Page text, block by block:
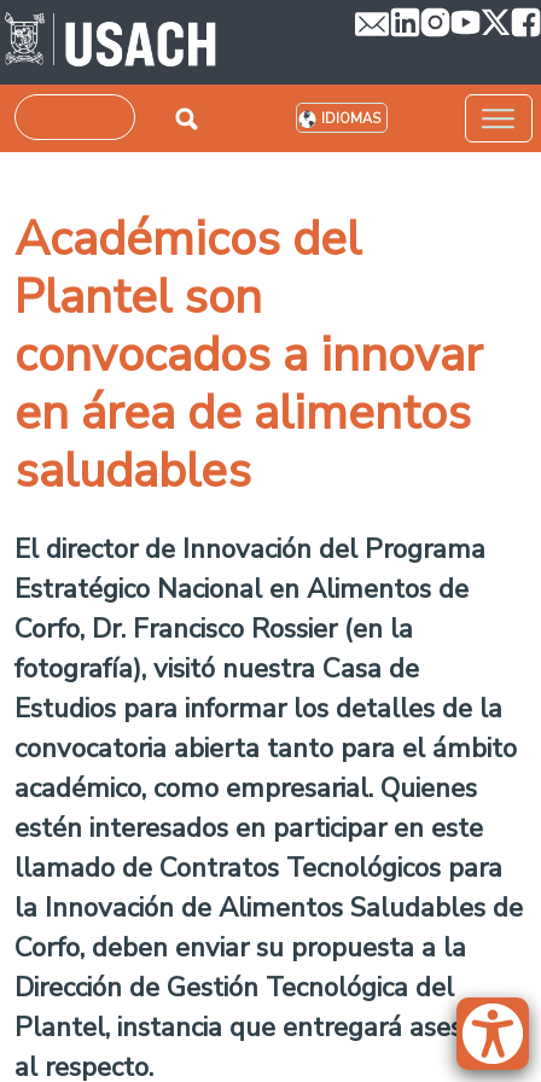
Pasar al contenido principal
Buscar IDIOMAS
Académicos del
Plantel son
convocados a innovar
en área de alimentos
saludables
El director de Innovación del Programa
Estratégico Nacional en Alimentos de
Corfo, Dr. Francisco Rossier (en la
fotografía), visitó nuestra Casa de
Estudios para informar los detalles de la
convocatoria abierta tanto para el ámbito
académico, como empresarial. Quienes
estén interesados en participar en este
llamado de Contratos Tecnológicos para
la Innovación de Alimentos Saludables de
Corfo, deben enviar su propuesta a la
Dirección de Gestión Tecnológica del
Plantel, instancia que entregará asesoría
al respecto.